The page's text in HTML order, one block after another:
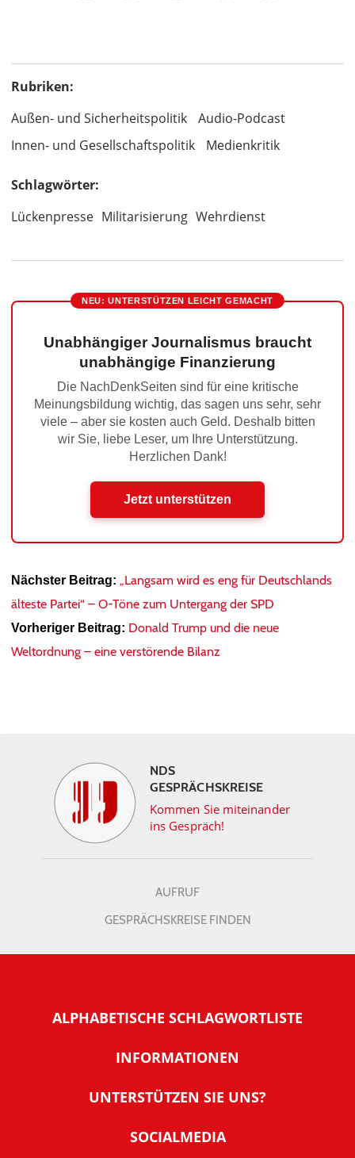
Rubriken:
Außen- und Sicherheitspolitik
Audio-Podcast
Innen- und Gesellschaftspolitik
Medienkritik
Schlagwörter:
Lückenpresse Militarisierung Wehrdienst
NEU: UNTERSTÜTZEN LEICHT GEMACHT
Unabhängiger Journalismus braucht
unabhängige Finanzierung
Die NachDenkSeiten sind für eine kritische
Meinungsbildung wichtig, das sagen uns sehr, sehr
viele – aber sie kosten auch Geld. Deshalb bitten
wir Sie, liebe Leser, um Ihre Unterstützung.
Herzlichen Dank!
Jetzt unterstützen
Nächster Beitrag: „Langsam wird es eng für Deutschlands
älteste Partei“ – O-Töne zum Untergang der SPD
Vorheriger Beitrag: Donald Trump und die neue
Weltordnung – eine verstörende Bilanz
NDS
GESPRÄCHSKREISE
Kommen Sie miteinander
ins Gespräch!
AUFRUF
GESPRÄCHSKREISE FINDEN
ALPHABETISCHE SCHLAGWORTLISTE
INFORMATIONEN
Warum NachDenkSeiten
Tipps zur Nutzung der NachDenkSeiten
UNTERSTÜTZEN SIE UNS?
SOCIALMEDIA